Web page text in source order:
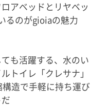
アベッドとリヤベッ
るのがgioiaの魅力
も活躍する、水のい
トイレ「クレサナ」
造で手軽に持ち運び